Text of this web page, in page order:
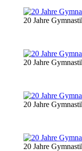
20 Jahre
20 Jahre
20 Jahre
20 Jahre